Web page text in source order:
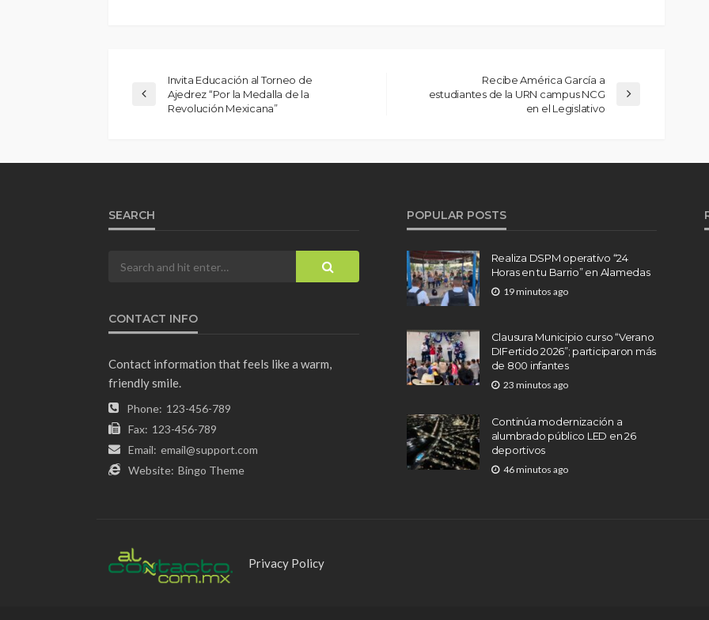
Invita Educación al Torneo de
Ajedrez “Por la Medalla de la
Revolución Mexicana”
Recibe América García a
estudiantes de la URN campus NCG
en el Legislativo
SEARCH
CONTACT INFO
Contact information that feels like a warm,
friendly smile.
Phone: 123-456-789
Fax: 123-456-789
Email: email@support.com
Website: Bingo Theme
POPULAR POSTS
Realiza DSPM operativo “24
Horas en tu Barrio” en Alamedas
19 minutos ago
Clausura Municipio curso “Verano
DIFertido 2026”; participaron más
de 800 infantes
23 minutos ago
Continúa modernización a
alumbrado público LED en 26
deportivos
46 minutos ago
Privacy Policy